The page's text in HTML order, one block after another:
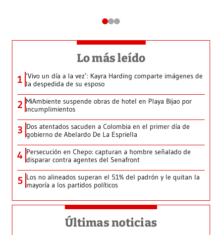
Lo más leído
1 ‘Vivo un día a la vez’: Kayra Harding comparte imágenes de
la despedida de su esposo
2 MiAmbiente suspende obras de hotel en Playa Bijao por
incumplimientos
3 Dos atentados sacuden a Colombia en el primer día de
gobierno de Abelardo De La Espriella
4 Persecución en Chepo: capturan a hombre señalado de
disparar contra agentes del Senafront
5 Los no alineados superan el 51% del padrón y le quitan la
mayoría a los partidos políticos
Últimas noticias